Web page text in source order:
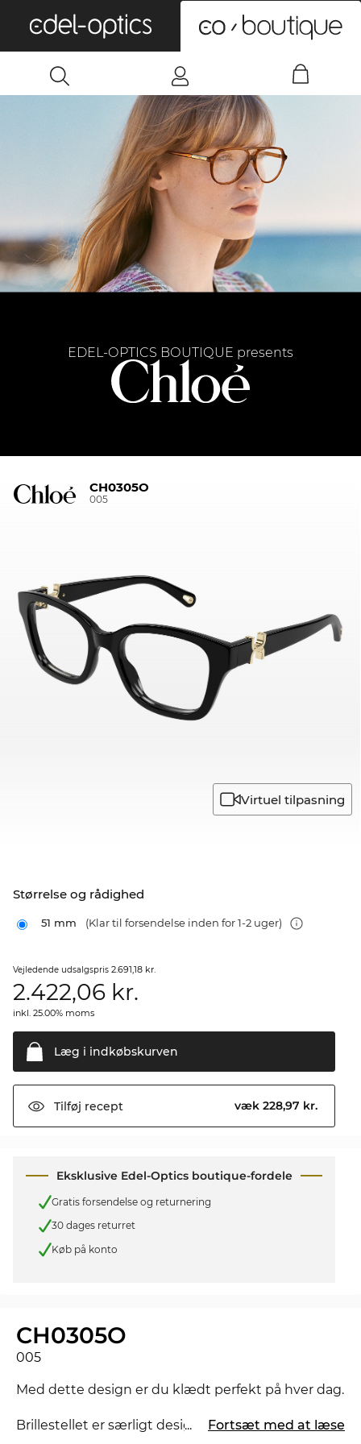
EDEL-OPTICS BOUTIQUE presents
CH0305O
005
Virtuel tilpasning
Størrelse og rådighed
51 mm (Klar til forsendelse inden for 1-2 uger)
Vejledende udsalgspris 2.691,18 kr.
2.422,06 kr.
inkl. 25.00% moms
Læg i indkøbskurven
Tilføj recept væk 228,97 kr.
Eksklusive Edel-Optics boutique-fordele
Gratis forsendelse og returnering
30 dages returret
Køb på konto
CH0305O
005
Med dette design er du klædt perfekt på hver dag.
Brillestellet er særligt designet tilpowerkvinder.
... Fortsæt med at læse